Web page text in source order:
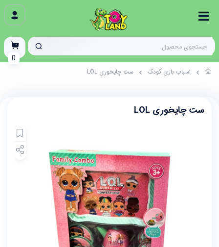
اسباب بازی کودک ست چایخوری LOL
ست چایخوری LOL
0